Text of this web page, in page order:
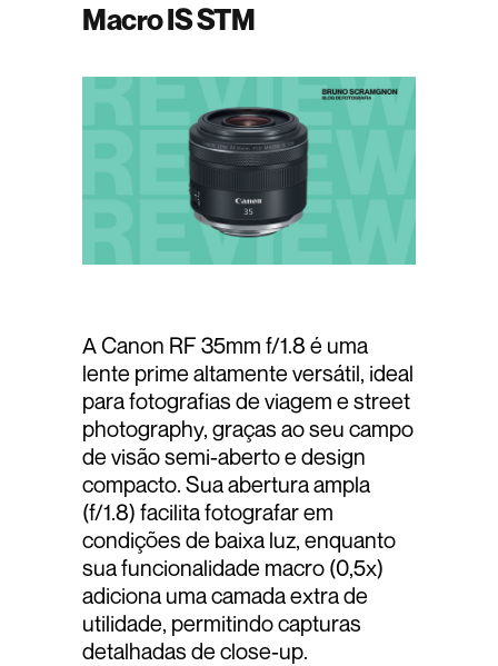
Macro IS STM
A Canon RF 35mm f/1.8 é uma
lente prime altamente versátil, ideal
para fotografias de viagem e street
photography, graças ao seu campo
de visão semi-aberto e design
compacto. Sua abertura ampla
(f/1.8) facilita fotografar em
condições de baixa luz, enquanto
sua funcionalidade macro (0,5x)
adiciona uma camada extra de
utilidade, permitindo capturas
detalhadas de close-up.